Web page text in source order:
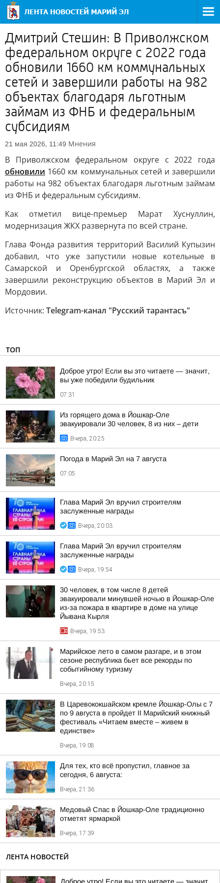
Дмитрий Стешин: В Приволжском
федеральном округе с 2022 года
обновили 1660 км коммунальных
сетей и завершили работы на 982
объектах благодаря льготным
займам из ФНБ и федеральным
субсидиям
21 мая 2026, 11:49 Мнения
В Приволжском федеральном округе с 2022 года
обновили 1660 км коммунальных сетей и завершили
работы на 982 объектах благодаря льготным займам
из ФНБ и федеральным субсидиям.
Как отметил вице-премьер Марат Хуснуллин,
модернизация ЖКХ развернута по всей стране.
Глава Фонда развития территорий Василий Купызин
добавил, что уже запустили новые котельные в
Самарской и Оренбургской областях, а также
завершили реконструкцию объектов в Марий Эл и
Мордовии.
Источник: Telegram-канал "Русский тарантасъ"
ТОП
Доброе утро! Если вы это читаете — значит,
вы уже победили будильник
07:31
Из горящего дома в Йошкар-Оле
эвакуировали 30 человек, 8 из них – дети
Вчера, 20:25
Погода в Марий Эл на 7 августа
07:05
Глава Марий Эл вручил строителям
заслуженные награды
Вчера, 20:03
Глава Марий Эл вручил строителям
заслуженные награды
Вчера, 19:54
30 человек, в том числе 8 детей
эвакуировали минувшей ночью в Йошкар-Оле
из-за пожара в квартире в доме на улице
Йывана Кырля
Вчера, 19:53
Марийское лето в самом разгаре, и в этом
сезоне республика бьет все рекорды по
событийному туризму
Вчера, 20:15
В Царевококшайском кремле Йошкар-Олы с 7
по 9 августа в пройдет II Марийский книжный
фестиваль «Читаем вместе – живем в
единстве»
Вчера, 19:08
Для тех, кто всё пропустил, главное за
сегодня, 6 августа:
Вчера, 21:36
Медовый Спас в Йошкар-Оле традиционно
отметят ярмаркой
Вчера, 17:39
ЛЕНТА НОВОСТЕЙ